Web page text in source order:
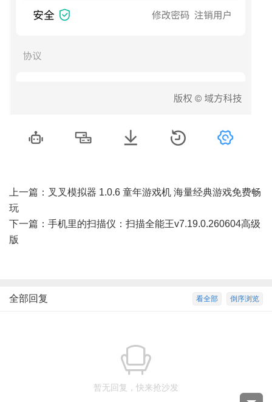
上一篇： 叉叉模拟器 1.0.6 童年游戏机 海量经典游戏免费畅
玩
下一篇： 手机里的扫描仪：扫描全能王v7.19.0.260604高级
版
倒序浏览
看全部
全部回复
暂无回复，快来抢沙发